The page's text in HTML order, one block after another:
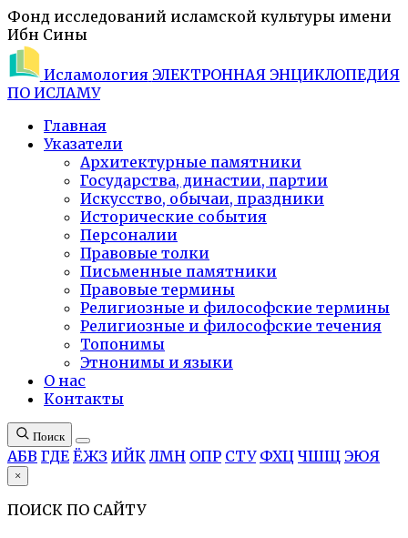
Фонд исследований исламской культуры имени
Ибн Сины
Исламология ЭЛЕКТРОННАЯ ЭНЦИКЛОПЕДИЯ
ПО ИСЛАМУ
Главная
Указатели
Архитектурные памятники
Государства, династии, партии
Искусство, обычаи, праздники
Исторические события
Персоналии
Правовые толки
Письменные памятники
Правовые термины
Религиозные и философские термины
Религиозные и философские течения
Топонимы
Этнонимы и языки
О нас
Контакты
Поиск
АБВ ГДЕ ЁЖЗ ИЙК ЛМН ОПР СТУ ФХЦ ЧШЩ ЭЮЯ
×
ПОИСК ПО САЙТУ